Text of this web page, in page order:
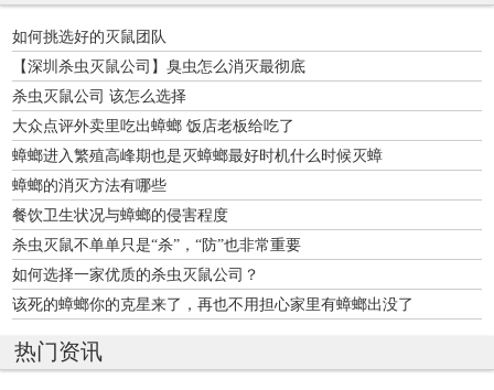
如何挑选好的灭鼠团队
【深圳杀虫灭鼠公司】臭虫怎么消灭最彻底
杀虫灭鼠公司 该怎么选择
大众点评外卖里吃出蟑螂 饭店老板给吃了
蟑螂进入繁殖高峰期也是灭蟑螂最好时机什么时候灭蟑
蟑螂的消灭方法有哪些
餐饮卫生状况与蟑螂的侵害程度
杀虫灭鼠不单单只是“杀”，“防”也非常重要
如何选择一家优质的杀虫灭鼠公司？
该死的蟑螂你的克星来了，再也不用担心家里有蟑螂出没了
热门资讯